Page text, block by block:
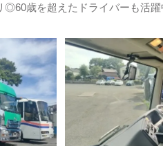
◎60歳を超えたドライバーも活